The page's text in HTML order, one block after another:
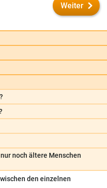
Weiter
noch ältere Menschen
den einzelnen
Frag uns